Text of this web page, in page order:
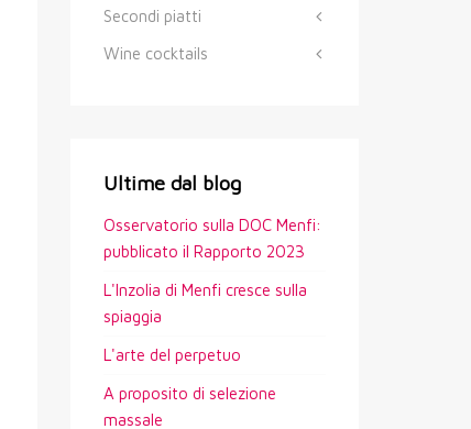
Secondi piatti
Wine cocktails
Ultime dal blog
Osservatorio sulla DOC Menfi:
pubblicato il Rapporto 2023
L'Inzolia di Menfi cresce sulla
spiaggia
L'arte del perpetuo
A proposito di selezione
massale